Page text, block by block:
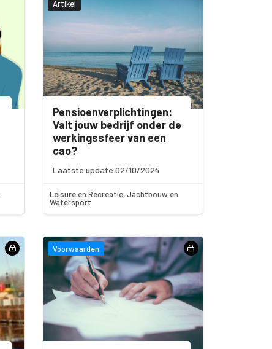
Artikel
Pensioenverplichtingen:
Valt jouw bedrijf onder de
werkingssfeer van een
cao?
Laatste update 02/10/2024
Leisure en Recreatie, Jachtbouw en
Watersport
Voorwaarden